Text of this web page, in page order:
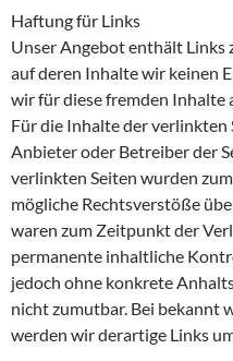
Haftung für Links
Unser Angebot enthält
auf deren Inhalte wir keinen
wir für diese fremden Inhalte
Für die Inhalte der
Anbieter oder Betreiber der
verlinkten Seiten wurden
mögliche Rechtsverstöße
waren zum Zeitpunkt der
permanente inhaltliche
jedoch ohne konkrete
nicht zumutbar. Bei bekannt
werden wir derartige Links